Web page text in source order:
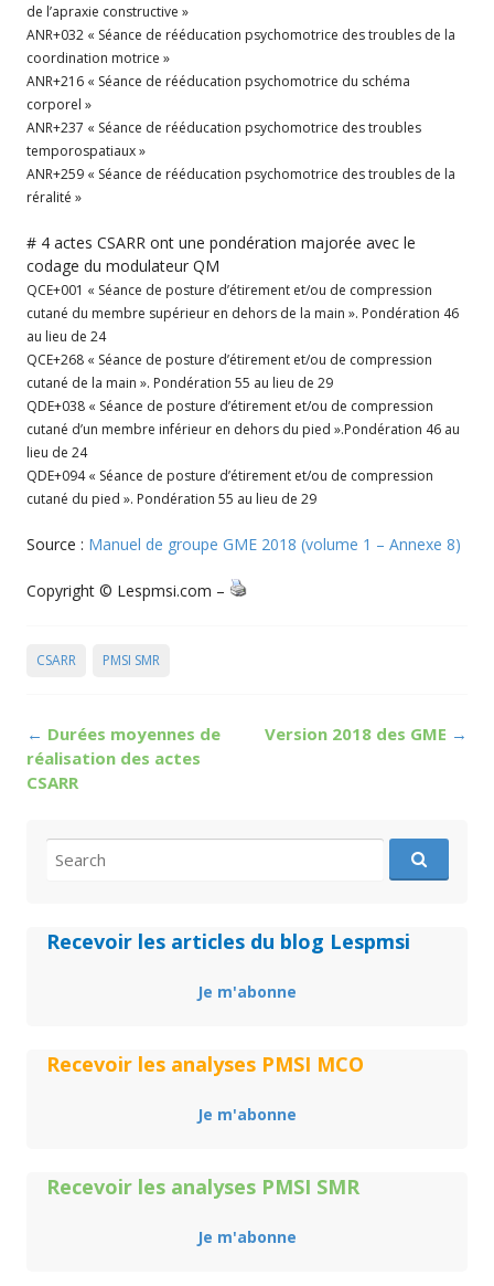
de l’apraxie constructive »
ANR+032 « Séance de rééducation psychomotrice des troubles de la
coordination motrice »
ANR+216 « Séance de rééducation psychomotrice du schéma
corporel »
ANR+237 « Séance de rééducation psychomotrice des troubles
temporospatiaux »
ANR+259 « Séance de rééducation psychomotrice des troubles de la
réralité »
# 4 actes CSARR ont une pondération majorée avec le
codage du modulateur QM
QCE+001 « Séance de posture d’étirement et/ou de compression
cutané du membre supérieur en dehors de la main ». Pondération 46
au lieu de 24
QCE+268 « Séance de posture d’étirement et/ou de compression
cutané de la main ». Pondération 55 au lieu de 29
QDE+038 « Séance de posture d’étirement et/ou de compression
cutané d’un membre inférieur en dehors du pied ».Pondération 46 au
lieu de 24
QDE+094 « Séance de posture d’étirement et/ou de compression
cutané du pied ». Pondération 55 au lieu de 29
Source : Manuel de groupe GME 2018 (volume 1 – Annexe 8)
Copyright © Lespmsi.com –
CSARR PMSI SMR
Post
navigation
← Durées moyennes de
réalisation des actes
CSARR
Version 2018 des GME →
for:
Recevoir les articles du blog Lespmsi
Je m'abonne
Recevoir les analyses PMSI MCO
Je m'abonne
Recevoir les analyses PMSI SMR
Je m'abonne